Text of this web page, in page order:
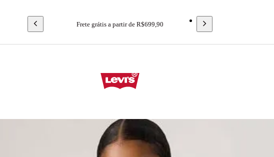
Frete grátis a partir de R$699,90